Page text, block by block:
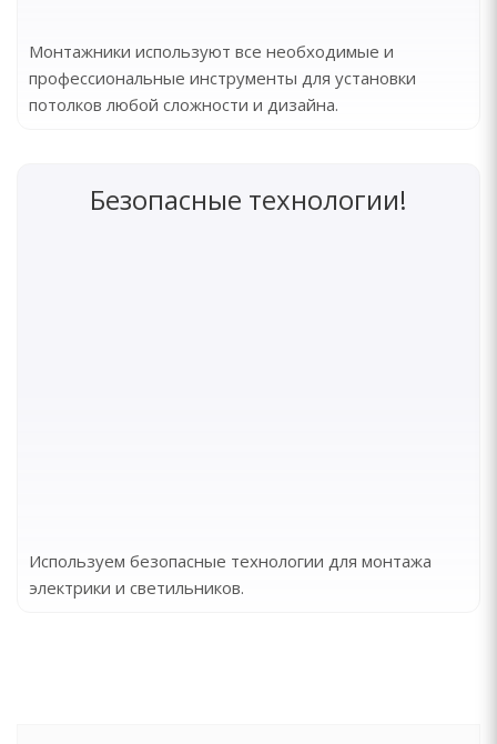
Монтажники используют все необходимые и
профессиональные инструменты для установки
потолков любой сложности и дизайна.
Безопасные технологии!
Используем безопасные технологии для монтажа
электрики и светильников.